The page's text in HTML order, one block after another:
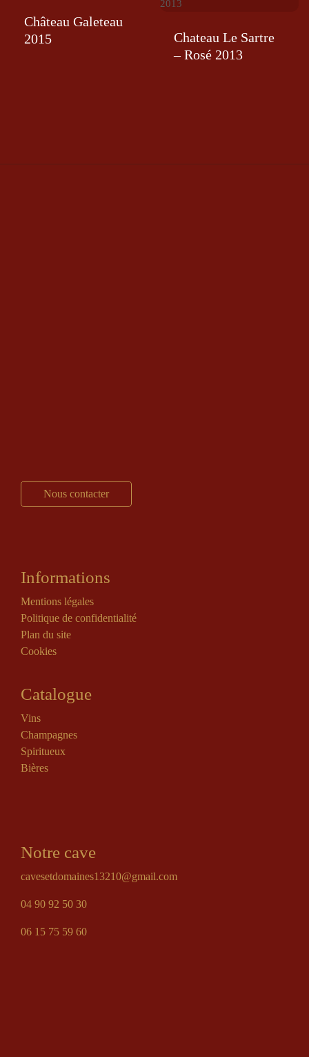
Château Galeteau
2015
Chateau Le Sartre
– Rosé 2013
Nous contacter
Informations
Mentions légales
Politique de confidentialité
Plan du site
Cookies
Catalogue
Vins
Champagnes
Spiritueux
Bières
Notre cave
cavesetdomaines13210@gmail.com
04 90 92 50 30
06 15 75 59 60